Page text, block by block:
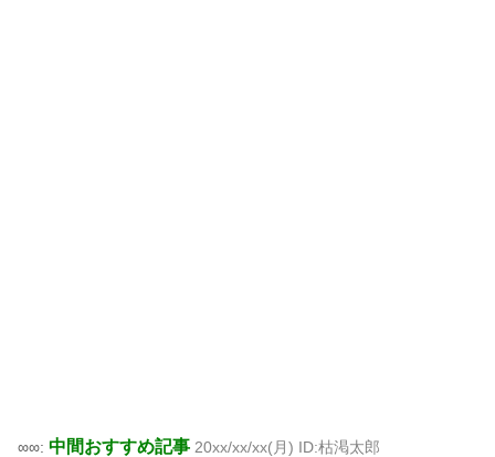
∞∞: 中間おすすめ記事 20xx/xx/xx(月) ID:枯渇太郎